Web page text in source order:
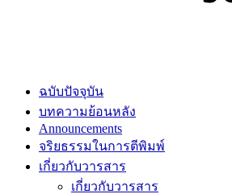
ฉบับปัจจุบัน
บทความย้อนหลัง
Announcements
จริยธรรมในการตีพิมพ์
เกี่ยวกับวารสาร
เกี่ยวกับวารสาร